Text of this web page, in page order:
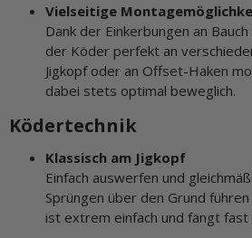
Vielseitige
Dank der Einkerbungen an
der Köder perfekt an
Jigkopf oder an Offset-Haken
dabei stets optimal beweglich.
Ködertechnik
Klassisch am Jigkopf
Einfach auswerfen und
Sprüngen über den Grund
ist extrem einfach und fängt fast